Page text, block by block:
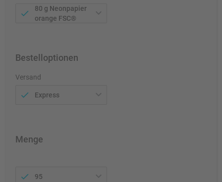
80 g Neonpapier
orange FSC®
Bestelloptionen
Versand
Express
Menge
95